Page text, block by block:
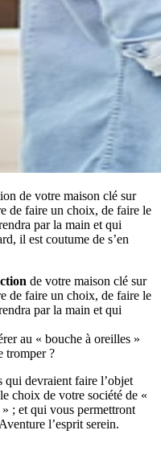
de votre maison clé sur
de faire un choix, de faire le
par la main et qui
il est coutume de s’en
de votre maison clé sur
de faire un choix, de faire le
par la main et qui
au « bouche à oreilles »
tromper ?
qui devraient faire l’objet
choix de votre société de «
; et qui vous permettront
l’esprit serein.